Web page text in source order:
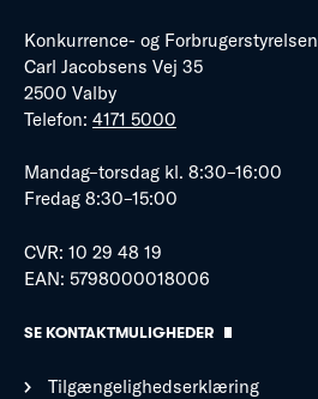
Konkurrence- og Forbrugerstyrelsen
Carl Jacobsens Vej 35
2500 Valby
Telefon: 4171 5000
Mandag–torsdag kl. 8:30–16:00
Fredag 8:30–15:00
CVR: 10 29 48 19
EAN: 5798000018006
SE KONTAKTMULIGHEDER
Tilgængelighedserklæring